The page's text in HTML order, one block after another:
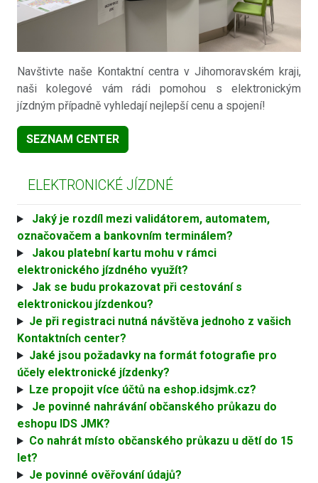
Navštivte naše Kontaktní centra v Jihomoravském kraji,
naši kolegové vám rádi pomohou s elektronickým
jízdným případně vyhledají nejlepší cenu a spojení!
SEZNAM CENTER
ELEKTRONICKÉ JÍZDNÉ
Jaký je rozdíl mezi validátorem, automatem,
označovačem a bankovním terminálem?
Jakou platební kartu mohu v rámci
elektronického jízdného využít?
Jak se budu prokazovat při cestování s
elektronickou jízdenkou?
Je při registraci nutná návštěva jednoho z vašich
Kontaktních center?
Jaké jsou požadavky na formát fotografie pro
účely elektronické jízdenky?
Lze propojit více účtů na eshop.idsjmk.cz?
Je povinné nahrávání občanského průkazu do
eshopu IDS JMK?
Co nahrát místo občanského průkazu u dětí do 15
let?
Je povinné ověřování údajů?